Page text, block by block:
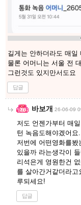
길게는 안하더라도 매일
물론 어머니는 서울 전
그런것도 있지만서도요
답글
바보개 26-06-09
저도 언젠가부터 매
턴 녹음도해야겠어요.
저번에 어떤영화를
있을까 라는생각이
리석은게 영원한건
를 살아간거같더라
루되세요!
답글